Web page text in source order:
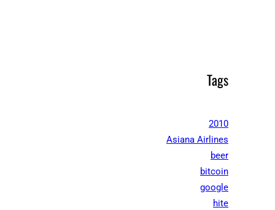
Tags
2010
Asiana Airlines
beer
bitcoin
google
hite